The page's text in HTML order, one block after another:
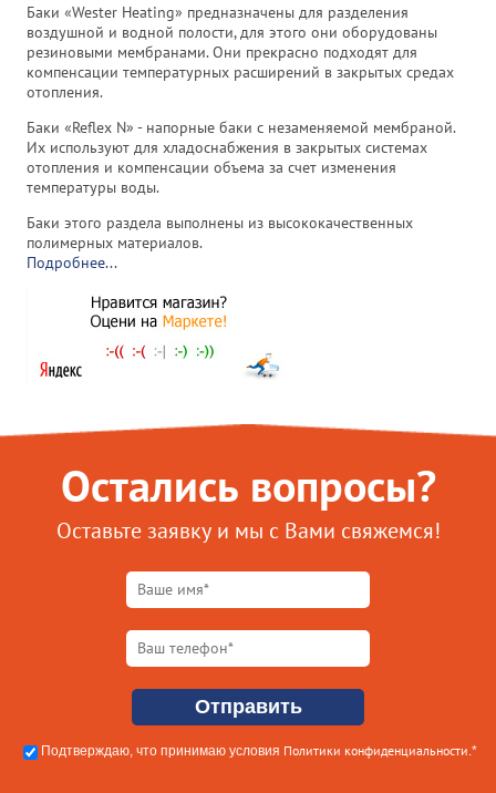
Баки «Wester Heating» предназначены для разделения
воздушной и водной полости, для этого они оборудованы
резиновыми мембранами. Они прекрасно подходят для
компенсации температурных расширений в закрытых средах
отопления.
Баки «Reflex N» - напорные баки с незаменяемой мембраной.
Их используют для хладоснабжения в закрытых системах
отопления и компенсации объема за счет изменения
температуры воды.
Баки этого раздела выполнены из высококачественных
полимерных материалов.
Подробнее...
Остались вопросы?
Оставьте заявку и мы с Вами свяжемся!
Подтверждаю, что принимаю условия Политики конфиденциальности.*